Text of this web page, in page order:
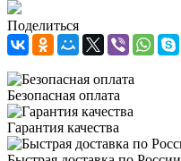
Поделиться
Безопасная оплата
Гарантия качества